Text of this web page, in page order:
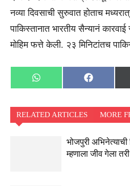
नव्या दिवसाची सुरुवात होताच
पाकिस्तानात भारतीय सैन्यानं
मोहिम फत्ते केली. २३ मिनिटांतच
Share
on
WhatsApp
Share
on
Facebook
RELATED ARTICLES MORE
भोजपुरी अभिनेत्याची
म्हणाला जीव गेला